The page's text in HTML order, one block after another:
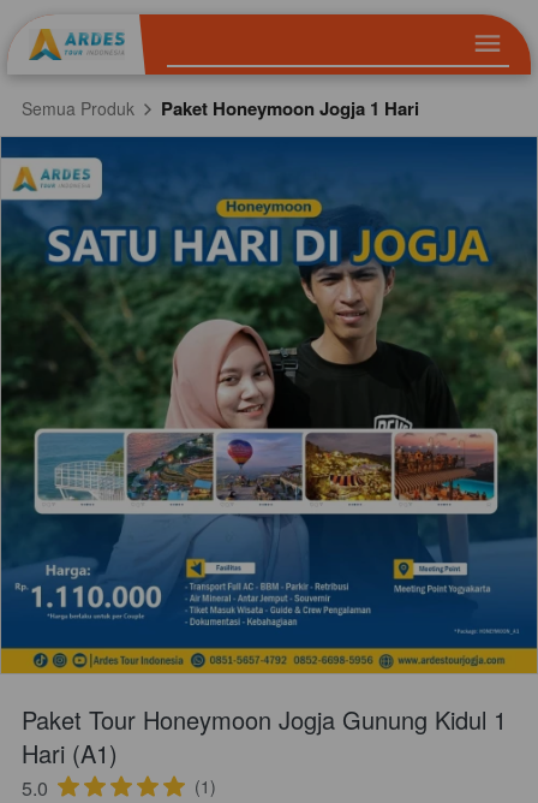
Semua Produk Paket Honeymoon Jogja 1 Hari
Paket Tour Honeymoon Jogja Gunung Kidul 1
Hari (A1)
5.0 (1)